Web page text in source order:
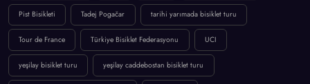
Pist Bisikleti Tadej Pogačar tarihi yarımada bisiklet turu
Tour de France Türkiye Bisiklet Federasyonu UCI
yeşilay bisiklet turu yeşilay caddebostan bisiklet turu